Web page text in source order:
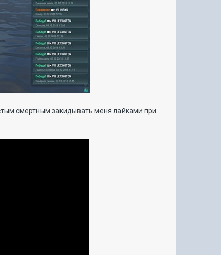
смертным закидывать меня лайками при